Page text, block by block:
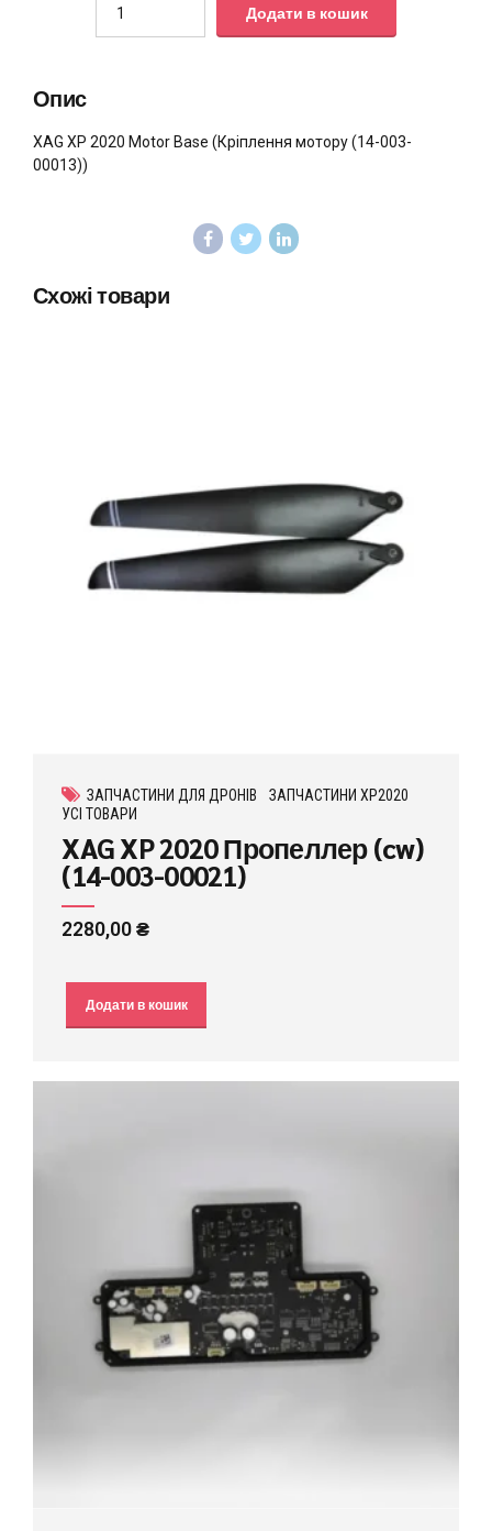
Додати в кошик
Опис
XAG XP 2020 Motor Base (Кріплення мотору (14-003-
00013))
Схожі товари
ЗАПЧАСТИНИ ДЛЯ ДРОНІВ
ЗАПЧАСТИНИ XP2020
УСІ ТОВАРИ
XAG XP 2020 Пропеллер (cw)
(14-003-00021)
2280,00₴
Додати в кошик